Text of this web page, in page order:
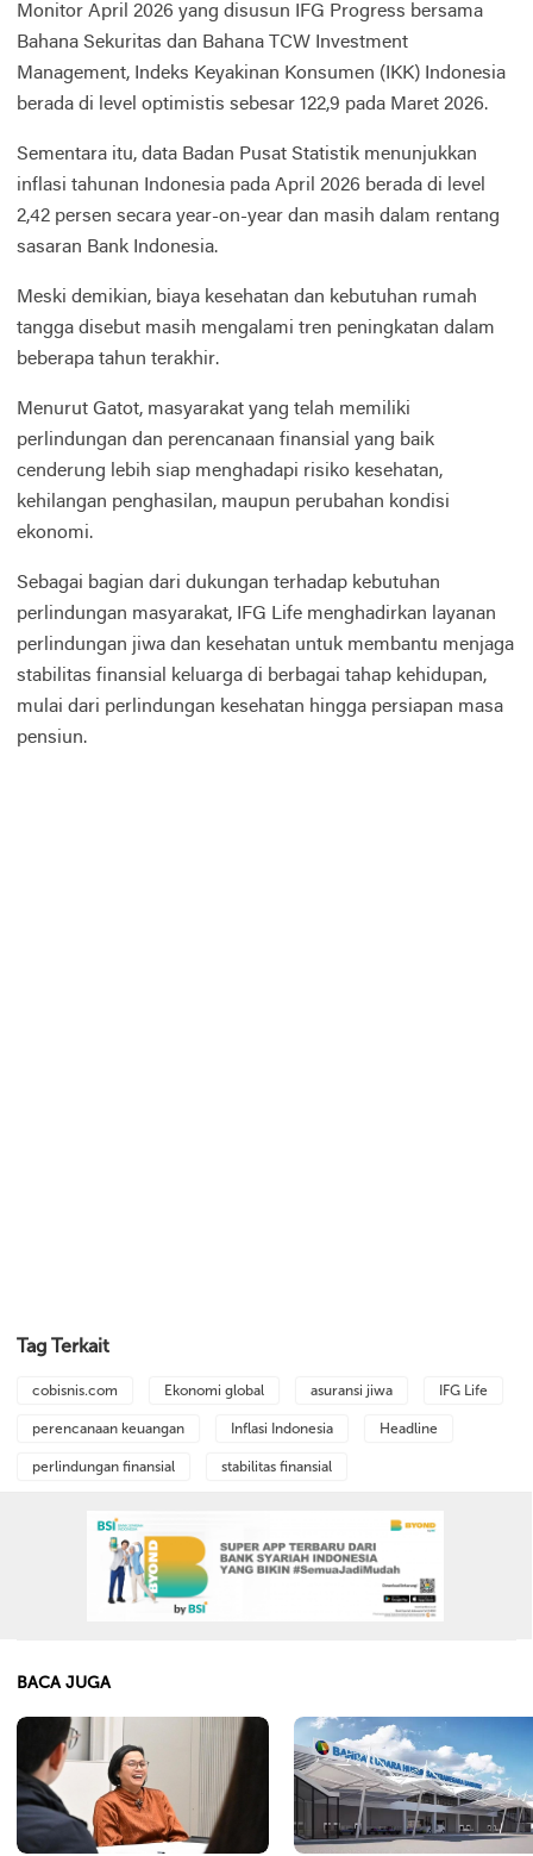
Monitor April 2026 yang disusun IFG Progress bersama
Bahana Sekuritas dan Bahana TCW Investment
Management, Indeks Keyakinan Konsumen (IKK) Indonesia
berada di level optimistis sebesar 122,9 pada Maret 2026.
Sementara itu, data Badan Pusat Statistik menunjukkan
inflasi tahunan Indonesia pada April 2026 berada di level
2,42 persen secara year-on-year dan masih dalam rentang
sasaran Bank Indonesia.
Meski demikian, biaya kesehatan dan kebutuhan rumah
tangga disebut masih mengalami tren peningkatan dalam
beberapa tahun terakhir.
Menurut Gatot, masyarakat yang telah memiliki
perlindungan dan perencanaan finansial yang baik
cenderung lebih siap menghadapi risiko kesehatan,
kehilangan penghasilan, maupun perubahan kondisi
ekonomi.
Sebagai bagian dari dukungan terhadap kebutuhan
perlindungan masyarakat, IFG Life menghadirkan layanan
perlindungan jiwa dan kesehatan untuk membantu menjaga
stabilitas finansial keluarga di berbagai tahap kehidupan,
mulai dari perlindungan kesehatan hingga persiapan masa
pensiun.
Tag Terkait
cobisnis.com Ekonomi global asuransi jiwa IFG Life
perencanaan keuangan Inflasi Indonesia Headline
perlindungan finansial stabilitas finansial
BACA JUGA